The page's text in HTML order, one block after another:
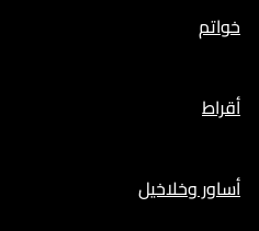
خواتم
أقراط
أساور وخلاخيل